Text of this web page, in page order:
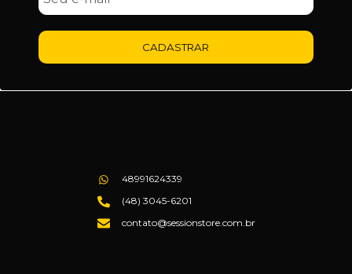
CADASTRAR
48991624339
(48) 3045-6201
contato@sessionstore.com.br